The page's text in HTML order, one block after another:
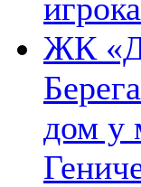
игрока
ЖК
дом у